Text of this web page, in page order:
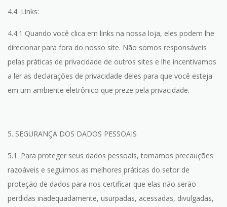
4.4. Links:
4.4.1 Quando você clica em links na nossa loja, eles podem lhe
direcionar para fora do nosso site. Não somos responsáveis
pelas práticas de privacidade de outros sites e lhe incentivamos
a ler as declarações de privacidade deles para que você esteja
em um ambiente eletrônico que preze pela privacidade.
5. SEGURANÇA DOS DADOS PESSOAIS
5.1. Para proteger seus dados pessoais, tomamos precauções
razoáveis e seguimos as melhores práticas do setor de
proteção de dados para nos certificar que elas não serão
perdidas inadequadamente, usurpadas, acessadas, divulgadas,